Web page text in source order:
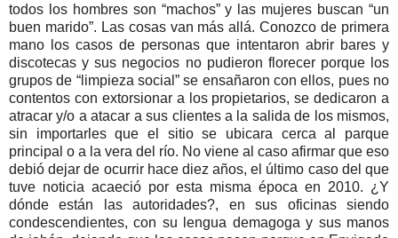
todos los hombres son “machos” y las mujeres buscan “un
buen marido”. Las cosas van más allá. Conozco de primera
mano los casos de personas que intentaron abrir bares y
discotecas y sus negocios no pudieron florecer porque los
grupos de “limpieza social” se ensañaron con ellos, pues no
contentos con extorsionar a los propietarios, se dedicaron a
atracar y/o a atacar a sus clientes a la salida de los mismos,
sin importarles que el sitio se ubicara cerca al parque
principal o a la vera del río. No viene al caso afirmar que eso
debió dejar de ocurrir hace diez años, el último caso del que
tuve noticia acaeció por esta misma época en 2010. ¿Y
dónde están las autoridades?, en sus oficinas siendo
condescendientes, con su lengua demagoga y sus manos